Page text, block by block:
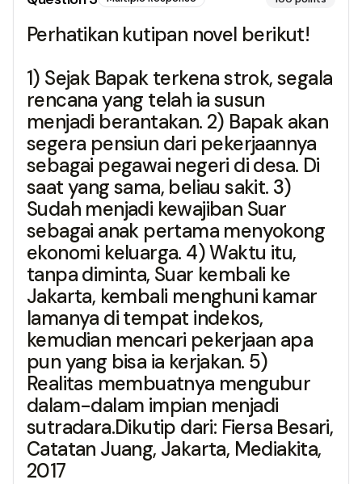
Perhatikan kutipan novel berikut!
1) Sejak Bapak terkena strok, segala
rencana yang telah ia susun
menjadi berantakan. 2) Bapak akan
segera pensiun dari pekerjaannya
sebagai pegawai negeri di desa. Di
saat yang sama, beliau sakit. 3)
Sudah menjadi kewajiban Suar
sebagai anak pertama menyokong
ekonomi keluarga. 4) Waktu itu,
tanpa diminta, Suar kembali ke
Jakarta, kembali menghuni kamar
lamanya di tempat indekos,
kemudian mencari pekerjaan apa
pun yang bisa ia kerjakan. 5)
Realitas membuatnya mengubur
dalam-dalam impian menjadi
sutradara.Dikutip dari: Fiersa Besari,
Catatan Juang, Jakarta, Mediakita,
2017